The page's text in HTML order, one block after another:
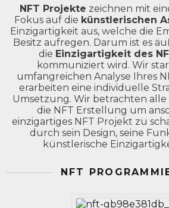
NFT Projekte zeichnen mit
Fokus auf die künstlerischen
Einzigartigkeit aus, welche die
Besitz aufregen. Darum ist es
die Einzigartigkeit des
kommuniziert wird. Wir
umfangreichen Analyse Ihres
erarbeiten eine individuelle
Umsetzung. Wir betrachten alle
die NFT Erstellung um
einzigartiges NFT Projekt zu
durch sein Design, seine
künstlerische
NFT